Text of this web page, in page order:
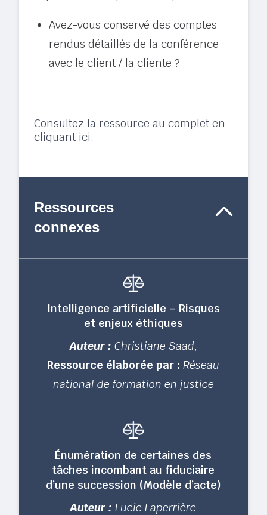
Avez-vous conservé des comptes
rendus détaillés de la conférence
avec le client / la cliente ?
Consultez la ressource au complet en
cliquant ici.
Ressources
connexes
Intelligence artificielle – Risques
et enjeux éthiques
Auteur : Christiane Saad,
Ressource élaborée par : Réseau
national de formation en justice
Énumération de certaines des
tâches incombant au fiduciaire
d’une succession (Modèle d’acte)
Auteur : Lucie Laperrière